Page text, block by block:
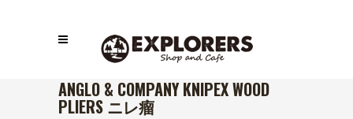
ANGLO & COMPANY KNIPEX WOOD
PLIERS ニレ瘤